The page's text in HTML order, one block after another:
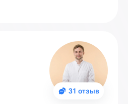
31 отзыв